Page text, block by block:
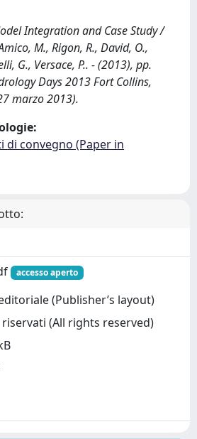
Integration and Case Study /
M., Rigon, R., David, O.,
G., Versace, P.. - (2013), pp.
Days 2013 Fort Collins,
marzo 2013).
di convegno (Paper in
accesso aperto
(Publisher’s layout)
(All rights reserved)